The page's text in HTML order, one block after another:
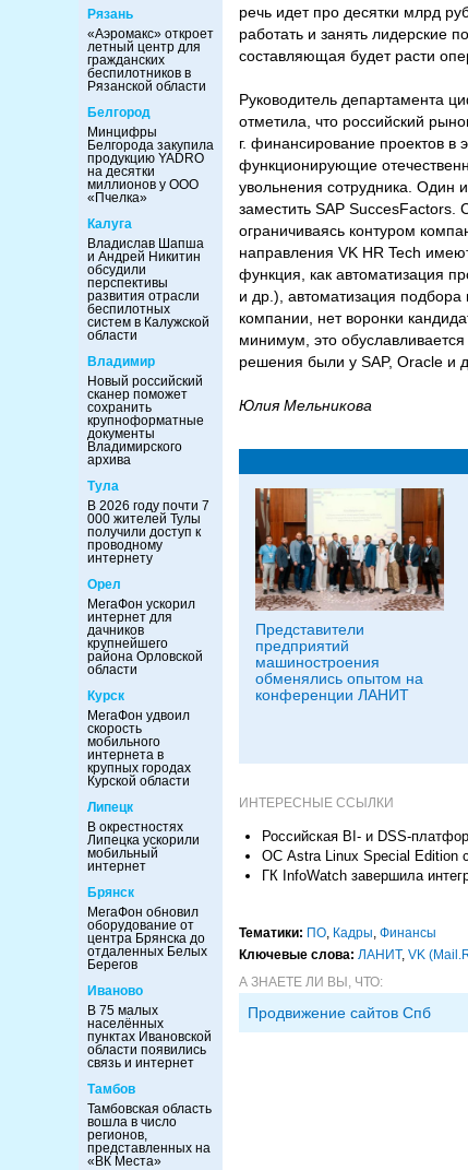
Рязань
«Аэромакс» откроет
летный центр для
гражданских
беспилотников в
Рязанской области
Белгород
Минцифры
Белгорода закупила
продукцию YADRO
на десятки
миллионов у ООО
«Пчелка»
Калуга
Владислав Шапша
и Андрей Никитин
обсудили
перспективы
развития отрасли
беспилотных
систем в Калужской
области
Владимир
Новый российский
сканер поможет
сохранить
крупноформатные
документы
Владимирского
архива
Тула
В 2026 году почти 7
000 жителей Тулы
получили доступ к
проводному
интернету
Орел
МегаФон ускорил
интернет для
дачников
крупнейшего
района Орловской
области
Курск
МегаФон удвоил
скорость
мобильного
интернета в
крупных городах
Курской области
Липецк
В окрестностях
Липецка ускорили
мобильный
интернет
Брянск
МегаФон обновил
оборудование от
центра Брянска до
отдаленных Белых
Берегов
Иваново
В 75 малых
населённых
пунктах Ивановской
области появились
связь и интернет
Тамбов
Тамбовская область
вошла в число
регионов,
представленных на
«ВК Места»
речь идет про десятки млрд
работать и занять лидерские
составляющая будет расти
Руководитель департамента
отметила, что российский
г. финансирование проектов
функционирующие
увольнения сотрудника. Один
заместить SAP SuccesFactors.
ограничиваясь контуром
направления VK HR Tech
функция, как автоматизация
и др.), автоматизация подбора
компании, нет воронки
минимум, это
решения были у SAP, Oracle и
Юлия Мель­ни­кова
Представители
предприятий
машиностроения
обменялись опытом на
конференции ЛАНИТ
ИНТЕРЕСНЫЕ ССЫЛКИ
Российская BI- и DSS-
ОС Astra Linux Special Edition
ГК InfoWatch завершила
Тематики: ПО, Кадры, Финансы
Ключевые слова: ЛАНИТ, VK
А ЗНАЕТЕ ЛИ ВЫ, ЧТО:
Продвижение сайтов Спб